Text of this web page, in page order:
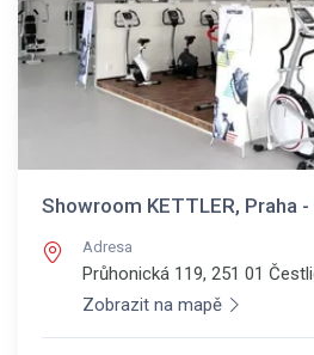
Showroom KETTLER, Praha
Adresa
Průhonická 119, 251 01
Zobrazit na mapě